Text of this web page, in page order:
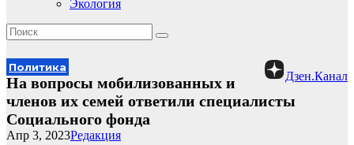
Экология
Политика
Дзен.Канал
На вопросы мобилизованных и
членов их семей ответили специалисты
Социального фонда
Редакция
Апр 3, 2023